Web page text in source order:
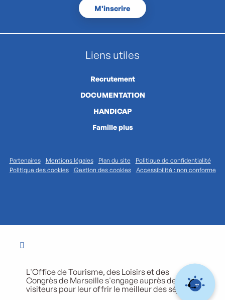
M'inscrire
Liens utiles
Recrutement
DOCUMENTATION
HANDICAP
Famille plus
Partenaires Mentions légales Plan du site
Politique de confidentialité
Politique des cookies
Gestion des cookies Accessibilité : non conforme
L'Office de Tourisme, des Loisirs et des
Congrès de Marseille s'engage auprès de ses
visiteurs pour leur offrir le meilleur des séjours.